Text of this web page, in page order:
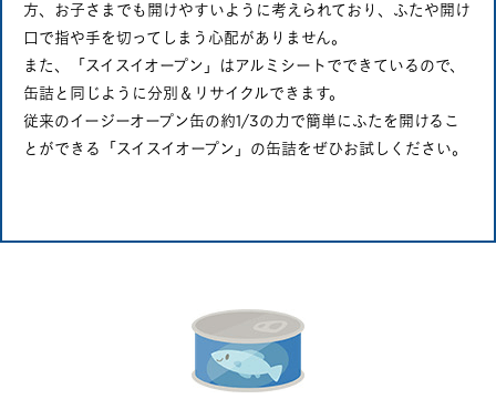
方、お子さまでも開けやすいように考えられており、ふたや開け
口で指や手を切ってしまう心配がありません。
また、「スイスイオープン」はアルミシートでできているので、
缶詰と同じように分別＆リサイクルできます。
従来のイージーオープン缶の約1/3の力で簡単にふたを開けるこ
とができる「スイスイオープン」の缶詰をぜひお試しください。